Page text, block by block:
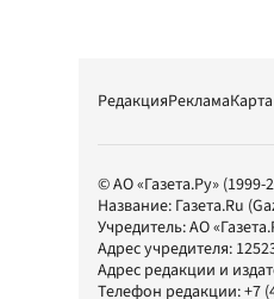
РедакцияРеклама
© АО «Газета.Ру»
Название: Газета.Ru
Учредитель:АО
Адрес учредителя:
Адрес редакции и
Телефон редакции:+7